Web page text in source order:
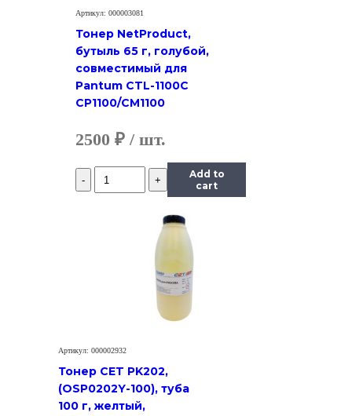
Артикул: 000003081
Тонер NetProduct,
бутыль 65 г, голубой,
совместимый для
Pantum CTL-1100C
CP1100/CM1100
2500 ₽
Количество
Тонер
г,
канистра
Add to
cart
Артикул: 000002932
Тонер CET PK202,
(OSP0202Y-100), туба
100 г, желтый,